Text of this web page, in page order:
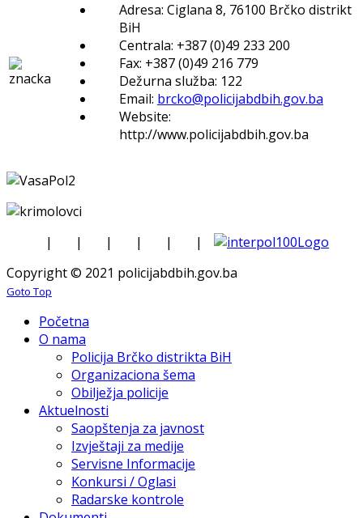
Adresa: Ciglana 8, 76100 Brčko distrikt
BiH
Centrala: +387 (0)49 233 200
Fax: +387 (0)49 216 779
Dežurna služba: 122
Email: brcko@policijabdbih.gov.ba
Website:
http://www.policijabdbih.gov.ba
| | | | |
|
Copyright © 2021 policijabdbih.gov.ba
Goto Top
Početna
O nama
Policija Brčko distrikta BiH
Organizaciona šema
Obilježja policije
Aktuelnosti
Saopštenja za javnost
Izvještaji za medije
Servisne Informacije
Konkursi / Oglasi
Radarske kontrole